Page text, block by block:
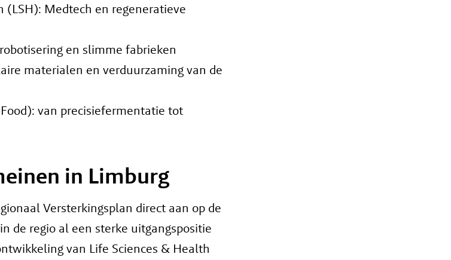
(LSH): Medtech en regeneratieve
en slimme fabrieken
materialen en verduurzaming van de
van precisiefermentatie tot
in Limburg
Versterkingsplan direct aan op de
de regio al een sterke uitgangspositie
van Life Sciences & Health